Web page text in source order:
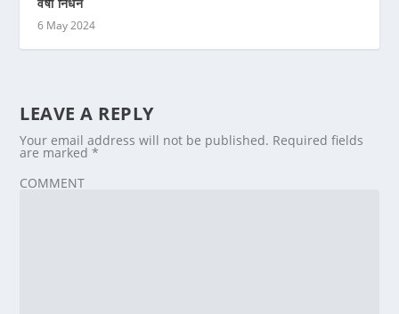
6 May 2024
LEAVE A REPLY
Your email address will not be published. Required fields
are marked*
COMMENT